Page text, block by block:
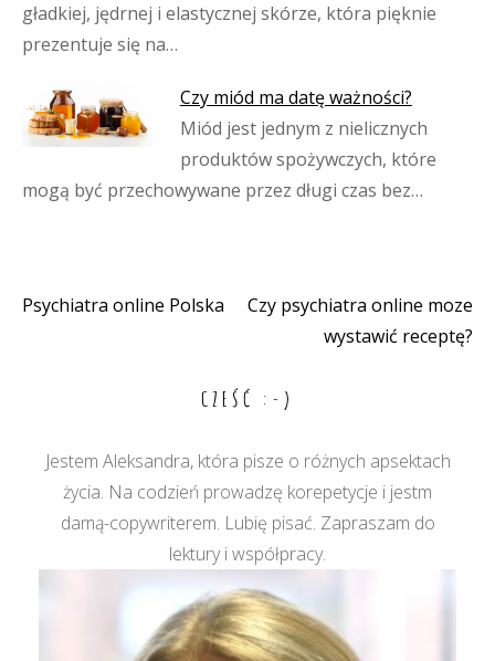
gładkiej, jędrnej i elastycznej skórze, która pięknie
prezentuje się na…
Czy miód ma datę ważności?
Miód jest jednym z nielicznych
produktów spożywczych, które
mogą być przechowywane przez długi czas bez…
Nawigacja
Psychiatra online Polska
Czy psychiatra online moze
wystawić receptę?
CZEŚĆ :-)
Jestem Aleksandra, która pisze o różnych apsektach
życia. Na codzień prowadzę korepetycje i jestm
damą-copywriterem. Lubię pisać. Zapraszam do
lektury i współpracy.